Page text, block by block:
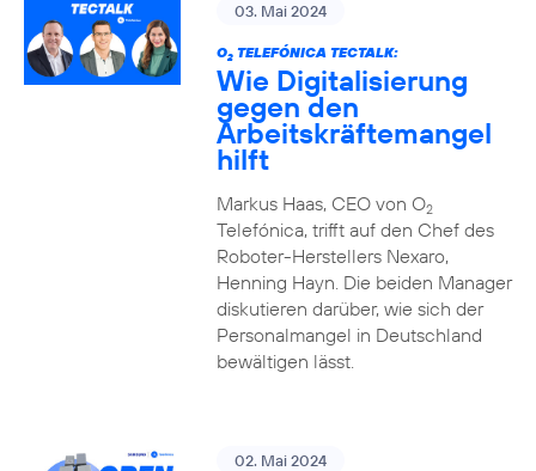
03. Mai 2024
O2TELEFÓNICA TECTALK:
Wie Digitalisierung
gegen den
Arbeitskräftemangel
hilft
Markus Haas, CEO von O2
Telefónica, trifft auf den Chef des
Roboter-Herstellers Nexaro,
Henning Hayn. Die beiden Manager
diskutieren darüber, wie sich der
Personalmangel in Deutschland
bewältigen lässt.
02. Mai 2024